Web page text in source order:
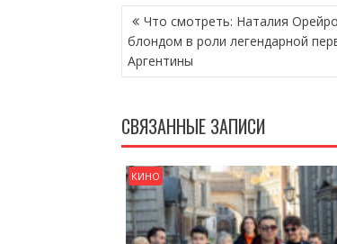
НАВИГАЦИЯ
ПО
ЗАПИСЯМ
Что смотреть: Наталия
блондом в роли легендарной
Аргентины
СВЯЗАННЫЕ ЗАПИСИ
КИНО